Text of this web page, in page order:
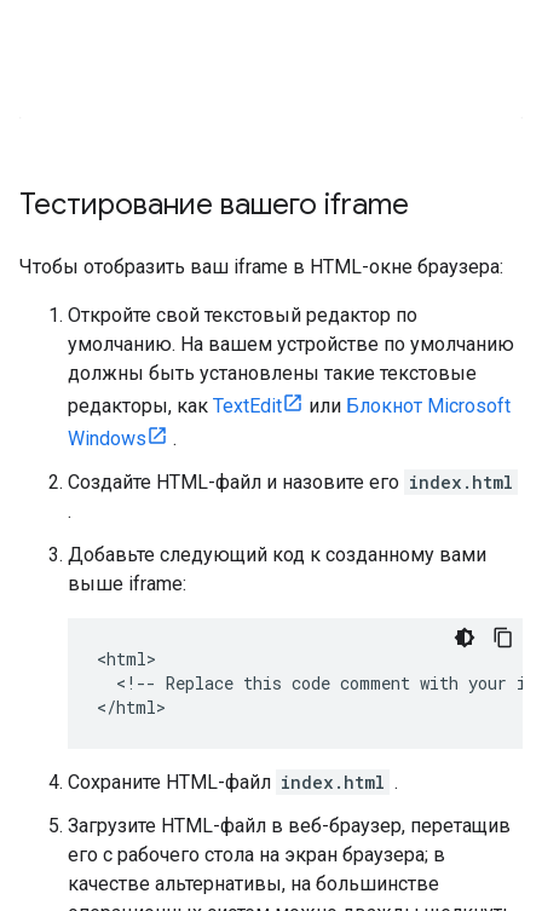
Тестирование вашего iframe
Чтобы отобразить ваш iframe в HTML-окне браузера:
Откройте свой текстовый редактор по
умолчанию. На вашем устройстве по умолчанию
должны быть установлены такие текстовые
редакторы, как TextEdit или Блокнот Microsoft
Windows
.
Создайте HTML-файл и назовите его index.html
.
Добавьте следующий код к созданному вами
выше iframe:
<html>
<!-- Replace this code comment with your
Сохраните HTML-файл index.html .
Загрузите HTML-файл в веб-браузер, перетащив
его с рабочего стола на экран браузера; в
качестве альтернативы, на большинстве